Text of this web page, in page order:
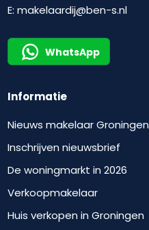
E:makelaardij@ben-s.nl
WhatsApp
Informatie
Nieuws makelaar Groningen
Inschrijven nieuwsbrief
De woningmarkt in 2026
Verkoopmakelaar
Huis verkopen in Groningen